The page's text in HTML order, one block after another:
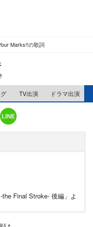
Marks!!の歌詞
TV出演 ドラマ出演
Final Stroke- 後編」よ